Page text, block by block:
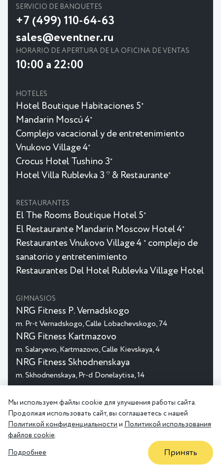
SERVICIO DE BANQUETES
+7 (499) 110-64-63
sales@eventner.ru
HORARIO DE APERTURA DE LA OFICINA DE VENTAS
10:00 a 22:00
HOTELES
Hotel Boutique Habitaciones 5★
Mandarin Moscú 4★
Complejo vacacional y de entretenimiento
Vnukovo Village 4★
Crocus Hotel Tushino 3★
Hotel Villa Rublevka 3 * & Restaurante★
RESTAURANTES
El The Rooms Boutique Hotel 5★
El Restaurante Mandarin Moscow Hotel 4★
Restaurantes Vnukovo Village 4 ★
complejo de
sanatorio y entretenimiento
Restaurantes Del Hotel Rublevka Village Hotel
GIMNASIOS
NRG Fitness P. Vernadskogo
m. Pr-t Vernadskogo, Calle Lobachevskogo, 74
NRG Fitness Kartmazovo
m. Salaryevo, Kartmazovo, Calle Kievskaya, 4
NRG Fitness Skhodnenskaya
m. Skhodnenskaya, Pr-d Donelaytisa, 14
© 2026 MGHotels
Acuerdo de Usuario
Мы используем файлы cookie для улучшения работы сайта.
Продолжая использовать сайт, вы соглашаетесь с нашей
Политикой конфиденциальности и Политикой использования
файлов cookie.
Подробнее Принять